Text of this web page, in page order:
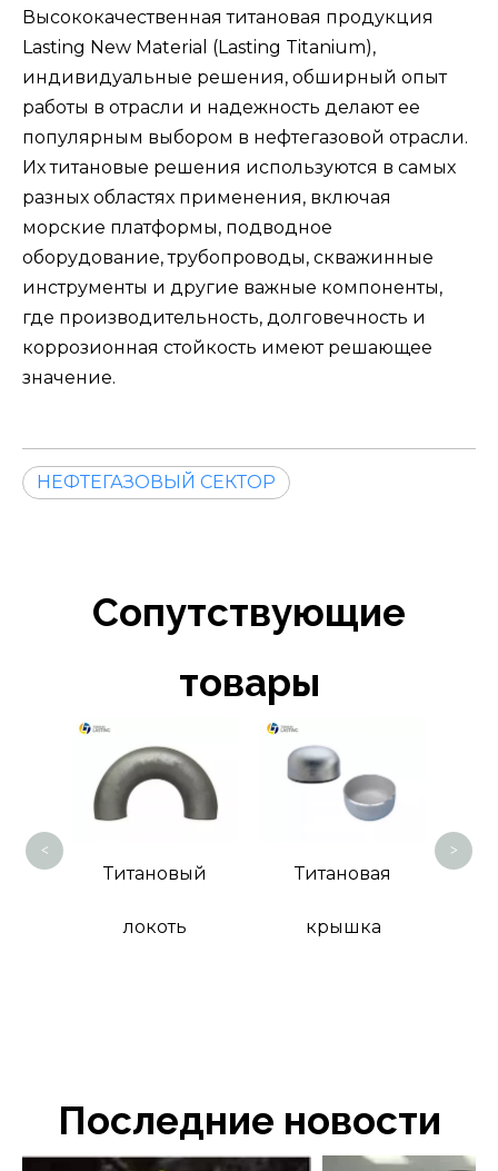
Высококачественная титановая продукция
Lasting New Material (Lasting Titanium),
индивидуальные решения, обширный опыт
работы в отрасли и надежность делают ее
популярным выбором в нефтегазовой отрасли.
Их титановые решения используются в самых
разных областях применения, включая
морские платформы, подводное
оборудование, трубопроводы, скважинные
инструменты и другие важные компоненты,
где производительность, долговечность и
коррозионная стойкость имеют решающее
значение.
НЕФТЕГАЗОВЫЙ СЕКТОР
Сопутствующие
товары
Титановый
локоть
Титановая
крышка
< >
Последние новости